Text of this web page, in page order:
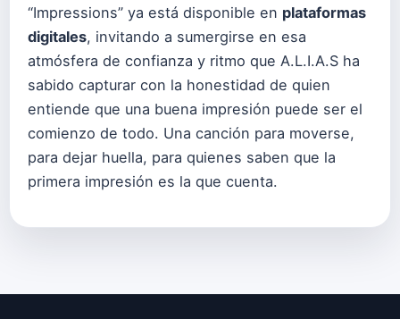
“Impressions” ya está disponible en plataformas
digitales, invitando a sumergirse en esa
atmósfera de confianza y ritmo que A.L.I.A.S ha
sabido capturar con la honestidad de quien
entiende que una buena impresión puede ser el
comienzo de todo. Una canción para moverse,
para dejar huella, para quienes saben que la
primera impresión es la que cuenta.